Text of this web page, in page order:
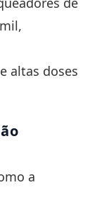
altas doses
a